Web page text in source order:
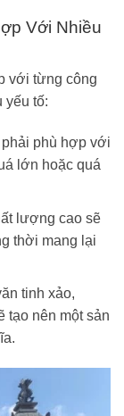
Với Nhiều
với từng công
yếu tố:
phù hợp với
lớn hoặc quá
lượng cao sẽ
thời mang lại
tinh xảo,
tạo nên một sản